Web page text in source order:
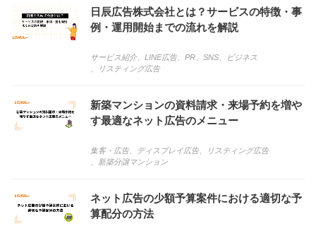
日辰広告株式会社とは？サービスの特徴・事
例・運用開始までの流れを解説
サービス紹介、 LINE広告、 PR SNS
ビジネス
リスティング広告
新築マンションの資料請求・来場予約を増や
す最適なネット広告のメニュー
集客・広告、 ディスプレイ広告、
リスティング広告
新築分譲マンション
ネット広告の少額予算案件における適切な予
算配分の方法